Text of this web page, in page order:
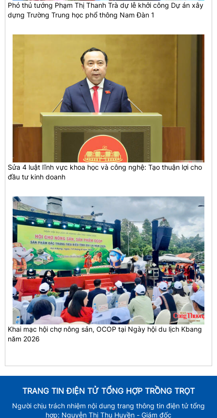
Phó thủ tướng Phạm Thị Thanh Trà dự lễ khởi công Dự án xây
dựng Trường Trung học phổ thông Nam Đàn 1
Sửa 4 luật lĩnh vực khoa học và công nghệ: Tạo thuận lợi cho
đầu tư kinh doanh
Khai mạc hội chợ nông sản, OCOP tại Ngày hội du lịch Kbang
năm 2026
TRANG TIN ĐIỆN TỬ TỔNG HỢP TRỒNG TRỌT
Người chịu trách nhiệm nội dung trang thông tin điện tử tổng
hợp: Nguyễn Thị Thu Huyền - Giám đốc